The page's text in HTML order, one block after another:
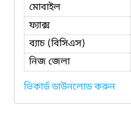
মোবাইল
ফ্যাক্স
ব্যাচ (বিসিএস)
নিজ জেলা
ভিকার্ড ডাউনলোড করুন